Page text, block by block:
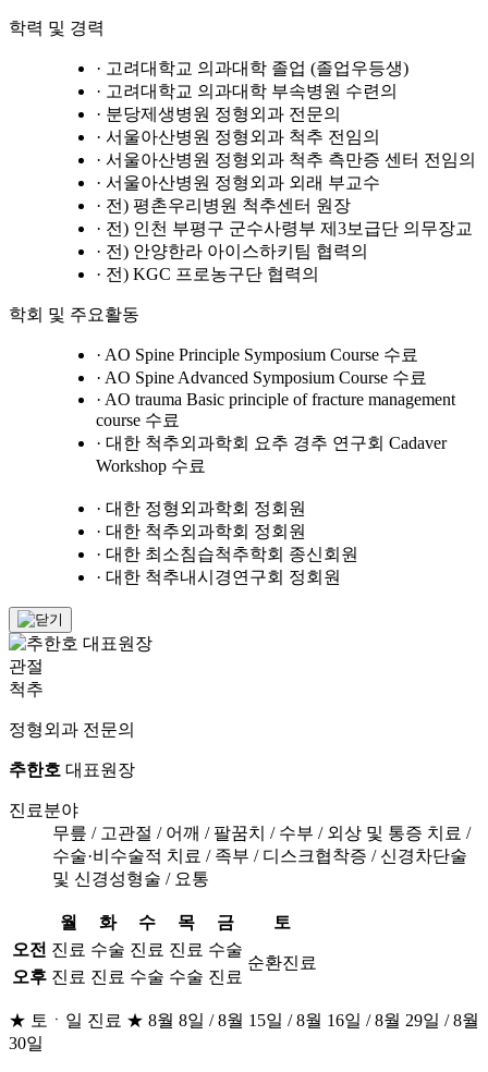
학력 및 경력
· 고려대학교 의과대학 졸업 (졸업우등생)
· 고려대학교 의과대학 부속병원 수련의
· 분당제생병원 정형외과 전문의
· 서울아산병원 정형외과 척추 전임의
· 서울아산병원 정형외과 척추 측만증 센터 전임의
· 서울아산병원 정형외과 외래 부교수
· 전) 평촌우리병원 척추센터 원장
· 전) 인천 부평구 군수사령부 제3보급단 의무장교
· 전) 안양한라 아이스하키팀 협력의
· 전) KGC 프로농구단 협력의
학회 및 주요활동
· AO Spine Principle Symposium Course 수료
· AO Spine Advanced Symposium Course 수료
· AO trauma Basic principle of fracture management
course 수료
· 대한 척추외과학회 요추 경추 연구회 Cadaver
Workshop 수료
· 대한 정형외과학회 정회원
· 대한 척추외과학회 정회원
· 대한 최소침습척추학회 종신회원
· 대한 척추내시경연구회 정회원
관절
척추
정형외과 전문의
추한호 대표원장
진료분야
무릎 / 고관절 / 어깨 / 팔꿈치 / 수부 / 외상 및 통증 치료 /
수술·비수술적 치료 / 족부 / 디스크협착증 / 신경차단술
및 신경성형술 / 요통
월 화 수 목 금
토
오전 진료 수술 진료 진료 수술
순환진료
오후 진료 진료 수술 수술 진료
★ 토ㆍ일 진료 ★ 8월 8일 / 8월 15일 / 8월 16일 / 8월 29일 / 8월
30일